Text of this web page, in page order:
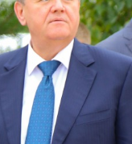
строителя. 16